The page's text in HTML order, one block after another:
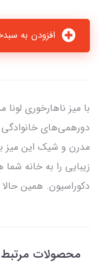
دورهمی‌های
مدرن و شیک این میز با
زیبایی را به خانه
دکوراسیون. همین
محصولات مرتبط